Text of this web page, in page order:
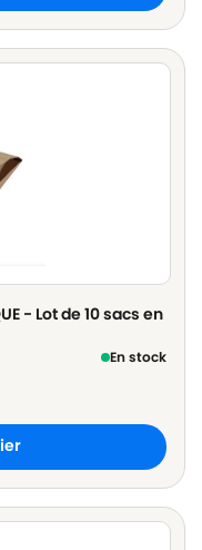
- Lot de 10 sacs en
En stock